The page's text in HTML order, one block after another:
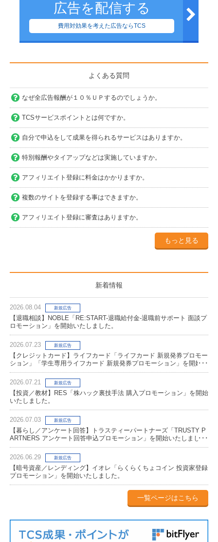
広告を配信する
費用対効果を考えた広告ならTCS
よくある質問
なぜ全広告報酬が１０％ＵＰするのでしょうか。
TCSサービスポイントとは何ですか。
自分で申込をして成果を得られるサービスはありますか。
特別報酬やタイアップなどは実施していますか。
アフィリエイト登録に料金はかかりますか。
複数のサイトを登録する事はできますか。
アフィリエイト登録に審査はありますか。
もっと見る
新着情報
2026.08.04 新規広告
【退職相談】NOBLE「RE:START-退職給付金-退職前サポート 面談プ
ロモーション」を開始いたしました。
2026.07.23 新規広告
【クレジットカード】ライフカード「ライフカード 新規発券プロモー
ション」「学生専用ライフカード 新規発券プロモーション」を開始い
たしました。
2026.07.21
新規広告
【投資／教材】RES「株ハック裏技手法 購入プロモーション」を開始
いたしました。
2026.07.03 新規広告
【暮らし／アンケート回答】トラスティーパートナーズ「TRUSTY P
ARTNERS アンケート回答申込プロモーション」を開始いたしまし
た。
2026.06.29
新規広告
【暗号資産／レンディング】イオレ「らくらくちょコイン 投資家登録
プロモーション」を開始いたしました。
一覧ページはこちら